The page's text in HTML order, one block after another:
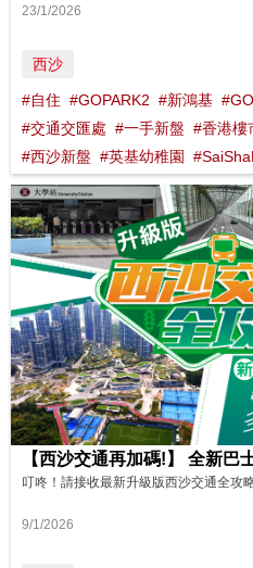
23/1/2026
西沙
#自住 #GOPARK2 #新鴻基
#交通交匯處 #一手新盤 #香港樓
#西沙新盤 #英基幼稚園
9/1/2026